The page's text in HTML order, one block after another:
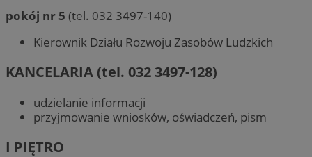
pokój nr 5 (tel. 032 3497-140)
Kierownik Działu Rozwoju Zasobów Ludzkich
KANCELARIA (tel. 032 3497-128)
udzielanie informacji
przyjmowanie wniosków, oświadczeń, pism
I PIĘTRO